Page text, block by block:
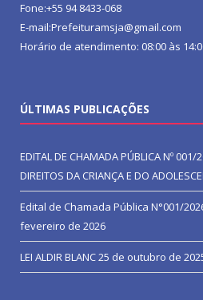
Fone:+55 94 8433-068
E-mail:Prefeituramsja@gmail.com
Horário de atendimento: 08:00 às
ÚLTIMAS PUBLICAÇÕES
EDITAL DE CHAMADA PÚBLICA Nº 001/
DIREITOS DA CRIANÇA E DO
Edital de Chamada Pública N°001/
fevereiro de 2026
LEI ALDIR BLANC25 de outubro de